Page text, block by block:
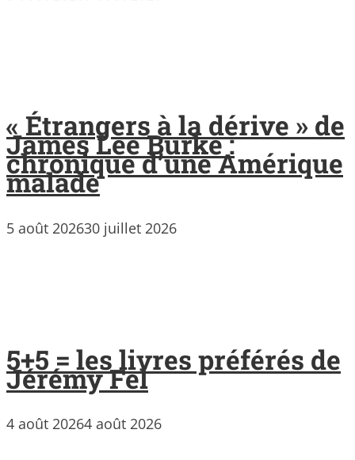
« Étrangers à la dérive » de
James Lee Burke :
chronique d’une Amérique
malade
5 août 202630 juillet 2026
5+5 = les livres préférés de
Jérémy Fel
4 août 20264 août 2026